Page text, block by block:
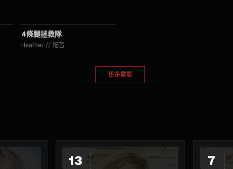
4條腿拯救隊
Heather // 配音
更多電影
13 7